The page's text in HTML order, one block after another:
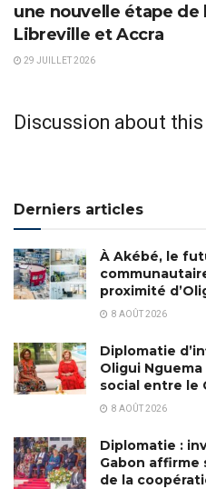
une nouvelle étape
Libreville et Accra
29 JUILLET 2026
Discussion about
Derniers articles
À Akébé, le
proximité
8 AOÛT 2026
Diplomatie
Oligui
social entre le
8 AOÛT 2026
Diplomatie :
Gabon affirme
de la